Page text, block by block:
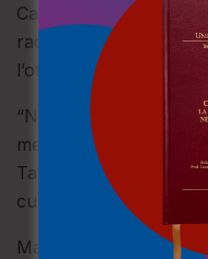
Catanzaro, prevede
radiologici anche nei
l’offerta e dare
“Non possiamo più
mesi o anni per una
Talerico –. Dobbiamo
cure tempestive ed
Ma il progetto non si